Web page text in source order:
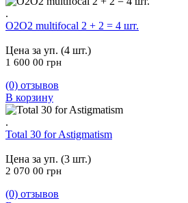
.
O2O2 multifocal 2 + 2 = 4 шт.
Цена за уп. (4 шт.)
1 600 00 грн
(0) отзывов
В корзину
.
Total 30 for Astigmatism
Цена за уп. (3 шт.)
2 070 00 грн
(0) отзывов